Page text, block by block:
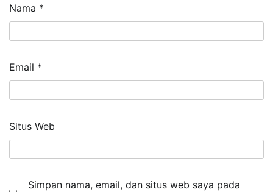
Nama *
Email *
Situs Web
Simpan nama, email, dan situs web saya pada